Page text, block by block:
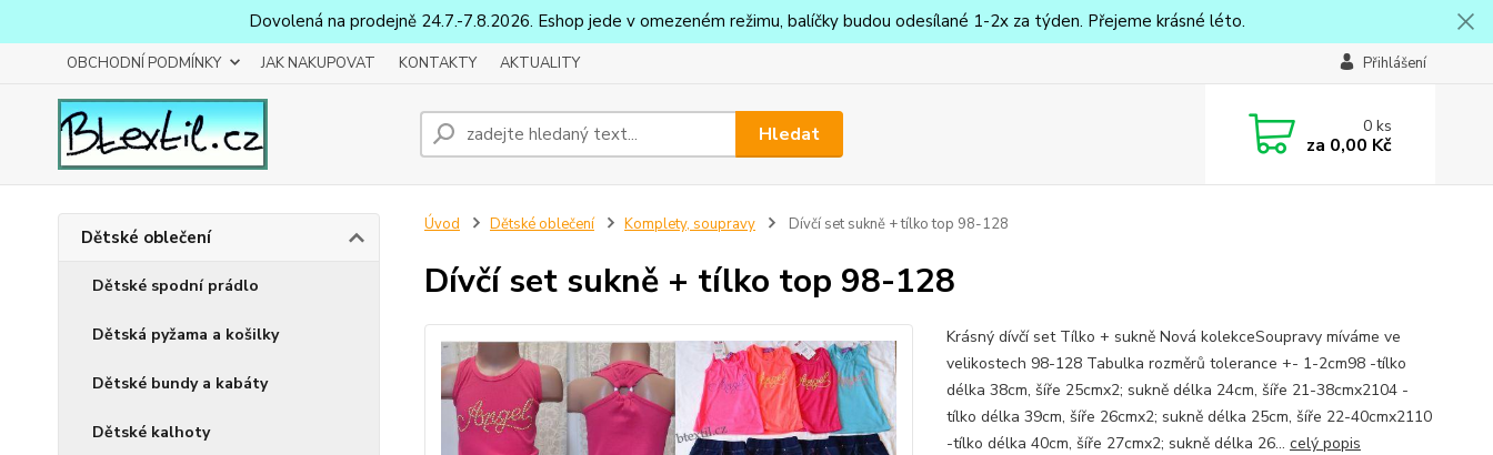
Dovolená na prodejně 24.7.-7.8.2026. Eshop jede v omezeném režimu, balíčky budou odesílané 1-2x za týden. Přejeme krásné léto.
OBCHODNÍ PODMÍNKY JAK NAKUPOVAT KONTAKTY AKTUALITY Přihlášení
Hledat 0ks
za 0,00 Kč
Dětské oblečení
Dětské spodní prádlo
Dětská pyžama a košilky
Dětské bundy a kabáty
Dětské kalhoty
Úvod Dětské oblečení Komplety, soupravy Dívčí set sukně + tílko top 98-128
Dívčí set sukně + tílko top 98-128
Krásný dívčí set Tílko + sukně Nová kolekceSoupravy míváme ve
velikostech 98-128 Tabulka rozměrů tolerance +- 1-2cm98 -tílko
délka 38cm, šíře 25cmx2; sukně délka 24cm, šíře 21-38cmx2104 -
tílko délka 39cm, šíře 26cmx2; sukně délka 25cm, šíře 22-40cmx2110
-tílko délka 40cm, šíře 27cmx2; sukně délka 26... celý popis